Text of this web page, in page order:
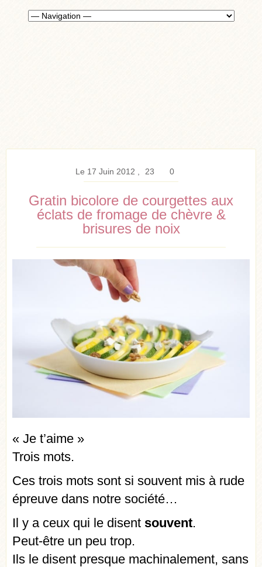
Le 17 Juin 2012 23 0
Gratin bicolore de courgettes aux
éclats de fromage de chèvre &
brisures de noix
« Je t’aime »
Trois mots.
Ces trois mots sont si souvent mis à rude
épreuve dans notre société…
Il y a ceux qui le disent souvent.
Peut-être un peu trop.
Ils le disent presque machinalement, sans